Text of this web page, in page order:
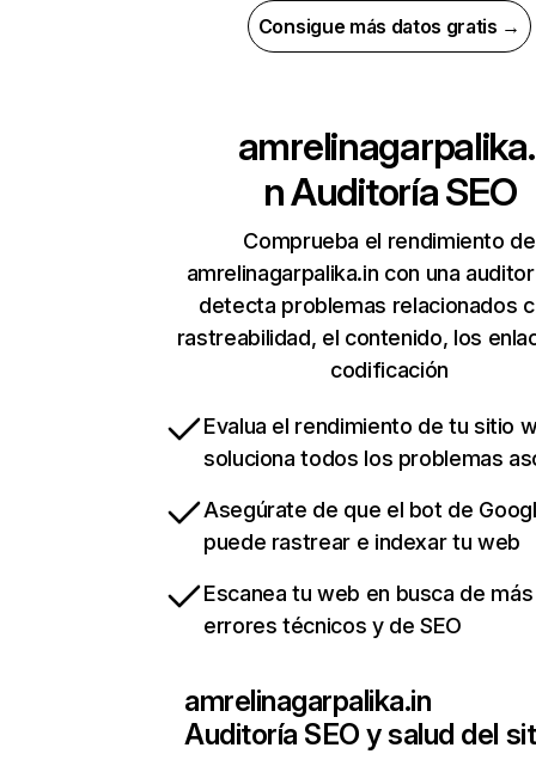
Consigue más datos gratis →
nAuditoría SEO
Comprueba el rendimiento de
amrelinagarpalika.in con una
detecta problemas relacionados
rastreabilidad, el contenido, los
codificación
Evalua el rendimiento de tu sitio
soluciona todos los problemas
Asegúrate de que el bot de
puede rastrear e indexar tu web
Escanea tu web en busca de
errores técnicos y de SEO
amrelinagarpalika.in
Auditoría SEO y salud del